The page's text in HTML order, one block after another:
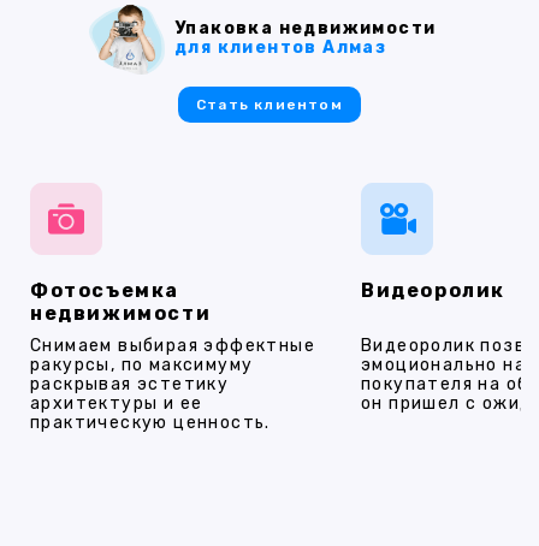
Фотосъемка
недвижимости
Снимаем выбирая эффектные
ракурсы, по максимуму
раскрывая эстетику
архитектуры и ее
практическую ценность.
Видеоролик
Видеоролик
эмоционально
покупателя на
он пришел с
Упаковка недвижимости
для клиентов Алмаз
Стать клиентом